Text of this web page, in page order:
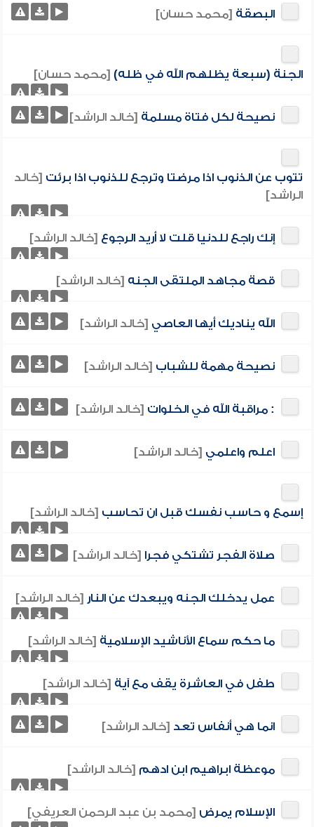
البصقة [محمد حسان]
الجنة (سبعة يظلهم الله في ظله) [محمد حسان]
نصيحة لكل فتاة مسلمة [خالد الراشد]
تتوب عن الذنوب اذا مرضتا وترجع للذنوب اذا برئت [خالد
الراشد]
إنك راجع للدنيا قلت لا أريد الرجوع [خالد الراشد]
قصة مجاهد الملتقى الجنه [خالد الراشد]
الله يناديك أيها العاصي [خالد الراشد]
نصيحة مهمة للشباب [خالد الراشد]
: مراقبة الله في الخلوات [خالد الراشد]
اعلم واعلمي [خالد الراشد]
إسمع و حاسب نفسك قبل ان تحاسب [خالد الراشد]
صلاة الفجر تشتكي فجرا [خالد الراشد]
عمل يدخلك الجنه ويبعدك عن النار [خالد الراشد]
ما حكم سماع الأناشيد الإسلامية [خالد الراشد]
طفل في العاشرة يقف مع آية [خالد الراشد]
انما هي أنفاس تعد [خالد الراشد]
موعظة ابراهيم ابن ادهم [خالد الراشد]
الإسلام يمرض [محمد بن عبد الرحمن العريفي]